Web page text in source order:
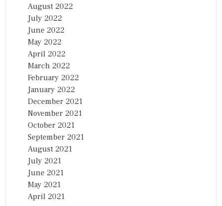
August 2022
July 2022
June 2022
May 2022
April 2022
March 2022
February 2022
January 2022
December 2021
November 2021
October 2021
September 2021
August 2021
July 2021
June 2021
May 2021
April 2021